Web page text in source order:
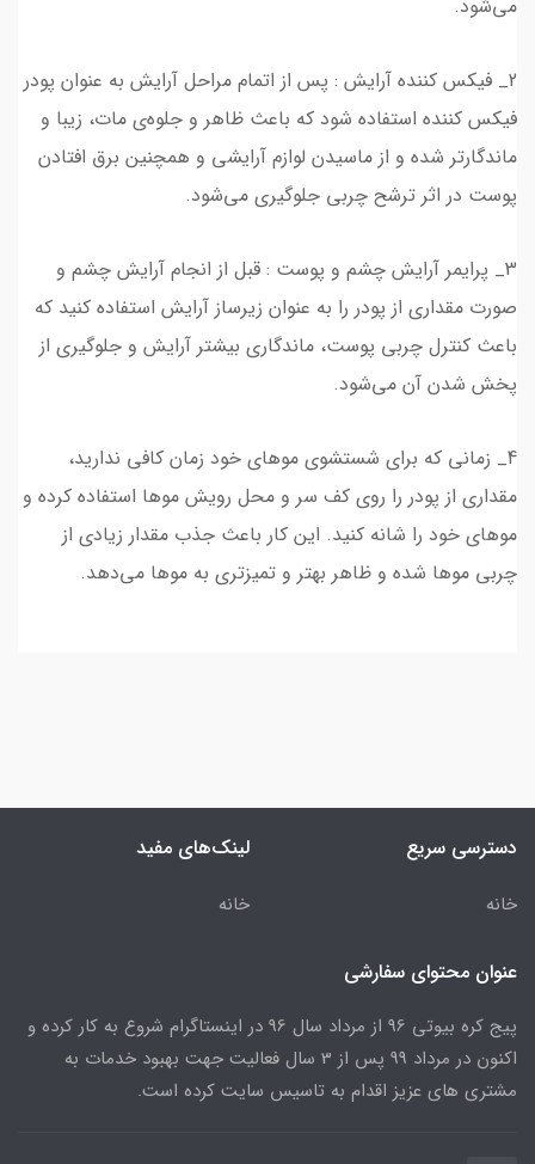
می‌شود.
2_ فیکس کننده آرایش : پس از اتمام مراحل آرایش به عنوان پودر
فیکس کننده استفاده شود که باعث ظاهر و جلوه‌ی مات، زیبا و
ماندگارتر شده و از ماسیدن لوازم آرایشی و همچنین برق افتادن
پوست در اثر ترشح چربی جلوگیری می‌شود.
3_ پرایمر آرایش چشم و پوست : قبل از انجام آرایش چشم و
صورت مقداری از پودر را به عنوان زیرساز آرایش استفاده کنید که
باعث کنترل چربی پوست، ماندگاری بیشتر آرایش و جلوگیری از
پخش شدن آن می‌شود.
4_ زمانی که برای شستشوی موهای خود زمان کافی ندارید،
مقداری از پودر را روی کف سر و محل رویش موها استفاده کرده و
موهای خود را شانه کنید. این کار باعث جذب مقدار زیادی از
چربی موها شده و ظاهر بهتر و تمیزتری به موها می‌دهد.
دسترسی سریع
خانه
لینک‌های مفید
خانه
عنوان محتوای سفارشی
پیج کره بیوتی 96 از مرداد سال 96 در اینستاگرام شروع به کار کرده و
اکنون در مرداد 99 پس از 3 سال فعالیت جهت بهبود خدمات به
مشتری های عزیز اقدام به تاسیس سایت کرده است.